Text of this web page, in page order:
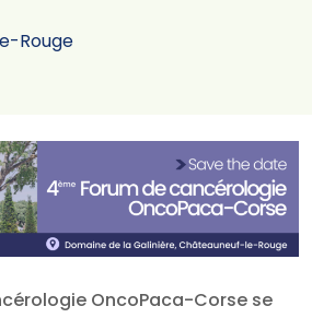
Rouge
OncoPaca-Corse se